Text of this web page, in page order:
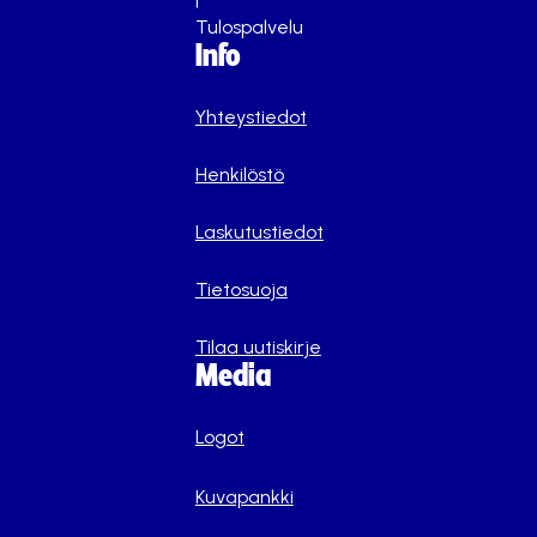
Tulospalvelu
Info
Yhteystiedot
Henkilöstö
Laskutustiedot
Tietosuoja
Tilaa uutiskirje
Media
Logot
Kuvapankki